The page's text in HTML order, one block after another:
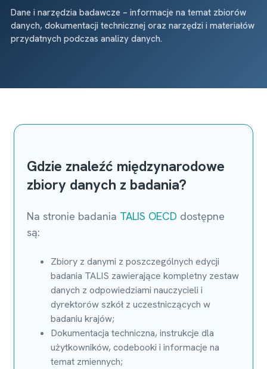
Dane i narzędzia badawcze – informacje na temat zbiorów
danych, dokumentacji technicznej oraz narzędzi i materiałów
przydatnych podczas analizy danych.
Gdzie znaleźć międzynarodowe
zbiory danych z badania?
Na stronie badania TALIS OECD dostępne
są:
Zbiory z danymi z poszczególnych edycji
badania TALIS zawierające kompletny zestaw
danych z odpowiedziami nauczycieli i
dyrektorów szkół z uczestniczących w
badaniu krajów;
Dokumentacja techniczna, instrukcje dla
użytkowników, codebooki i informacje na
temat zmiennych;